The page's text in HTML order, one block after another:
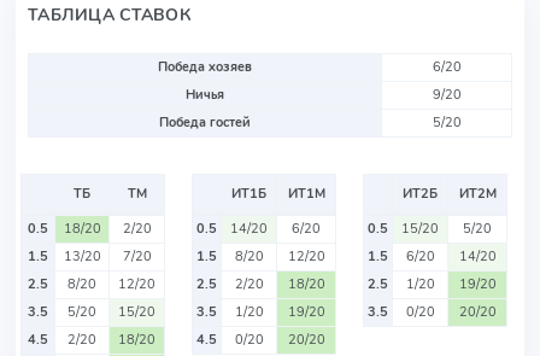
ТАБЛИЦА СТАВОК
Победа хозяев
6/20
Ничья
9/20
Победа гостей
5/20
ТБ
ТМ
0.5
18/20
2/20
1.5
13/20
7/20
2.5
8/20
12/20
3.5
5/20
15/20
4.5
2/20
18/20
ИТ1Б
ИТ1М
0.5
14/20
6/20
1.5
8/20
12/20
2.5
2/20
18/20
3.5
1/20
19/20
4.5
0/20 20/20
ИТ2Б
ИТ2М
0.5
15/20
5/20
1.5
6/20
14/20
2.5
1/20
19/20
3.5
0/20 20/20